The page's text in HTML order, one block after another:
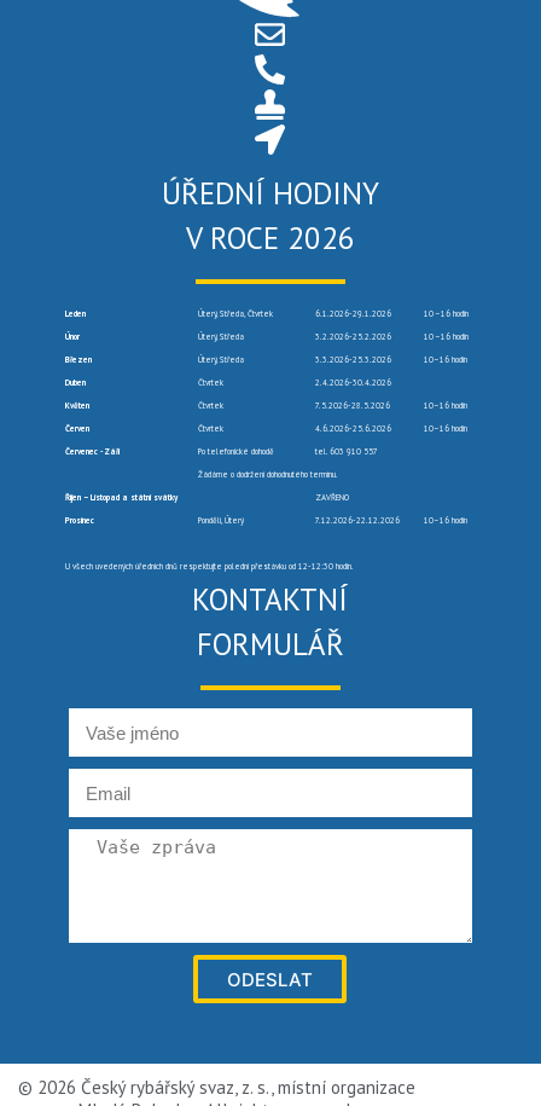
ÚŘEDNÍ HODINY
V ROCE 2026
Leden Úterý, Středa, Čtvrtek 6.1.2026-29.1.2026 10 –16 hodin
Únor Úterý, Středa 3.2.2026-25.2.2026 10 –16 hodin
Březen Úterý, Středa 3.3.2026-25.3.2026 10–16 hodin
Duben Čtvrtek 2.4.2026-30.4.2026
Květen Čtvrtek 7.5.2026-28.5.2026 10–16 hodin
Červen Čtvrtek 4.6.2026-25.6.2026 10–16 hodin
Červenec -Září Po telefonické dohodě tel. 603 910 557
Žádáme o dodržení dohodnutého termínu.
Říjen – Listopad a státní svátky ZAVŘENO
Prosinec Pondělí, Úterý 7.12.2026-22.12.2026 10–16 hodin
U všech uvedených úředních dnů respektujte polední přestávku od 12-12:30 hodin.
KONTAKTNÍ
FORMULÁŘ
ODESLAT
© 2026 Český rybářský svaz, z. s., místní organizace